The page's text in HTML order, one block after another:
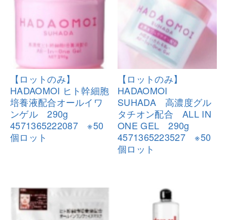
【ロットのみ】
HADAOMOI ヒト幹細胞
培養液配合オールイワ
ンゲル 290g
4571365222087 ※50
個ロット
【ロットのみ】
HADAOMOI
SUHADA 高濃度グル
タチオン配合 ALL IN
ONE GEL 290g
4571365223527 ※50
個ロット